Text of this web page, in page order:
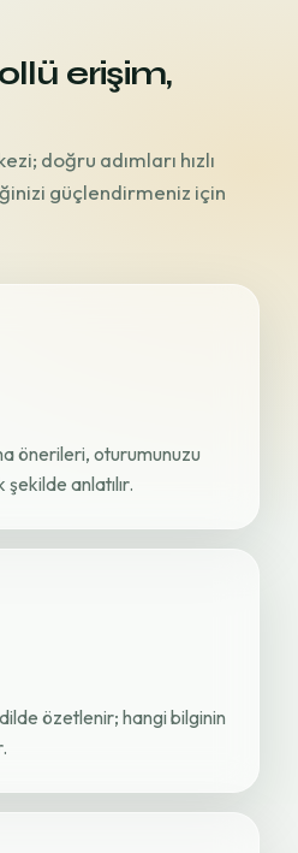
erişim,
doğru adımları hızlı
güçlendirmeniz için
önerileri, oturumunuzu
anlatılır.
özetlenir; hangi bilginin